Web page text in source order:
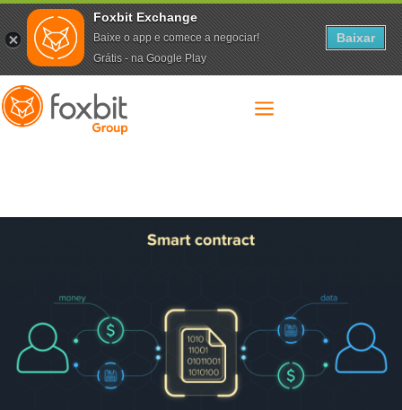
a
Foxbit Exchange
Baixe o app e comece a negociar!
Grátis - na Google Play
Baixar